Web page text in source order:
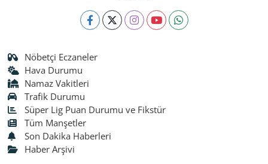
Nöbetçi Eczaneler
Hava Durumu
Namaz Vakitleri
Trafik Durumu
Süper Lig Puan Durumu ve Fikstür
Tüm Manşetler
Son Dakika Haberleri
Haber Arşivi